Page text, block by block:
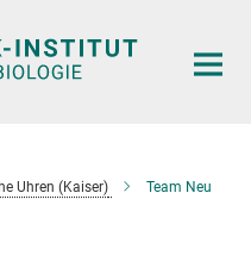
Uhren (Kaiser) Team Neu